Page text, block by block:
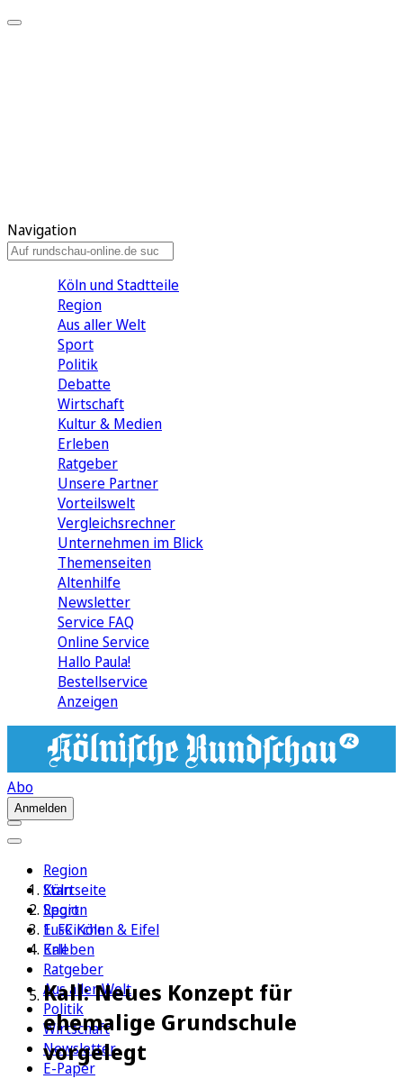
Navigation
Köln und Stadtteile
Region
Aus aller Welt
Sport
Politik
Debatte
Wirtschaft
Kultur & Medien
Erleben
Ratgeber
Unsere Partner
Vorteilswelt
Vergleichsrechner
Unternehmen im Blick
Themenseiten
Altenhilfe
Newsletter
Service FAQ
Online Service
Hallo Paula!
Bestellservice
Anzeigen
Abo
Anmelden
Region
Köln
Sport
1. FC Köln
Erleben
Ratgeber
Aus aller Welt
Politik
Wirtschaft
Newsletter
E-Paper
Startseite
Region
Euskirchen & Eifel
Kall
Kall: Neues Konzept für
ehemalige Grundschule
vorgelegt